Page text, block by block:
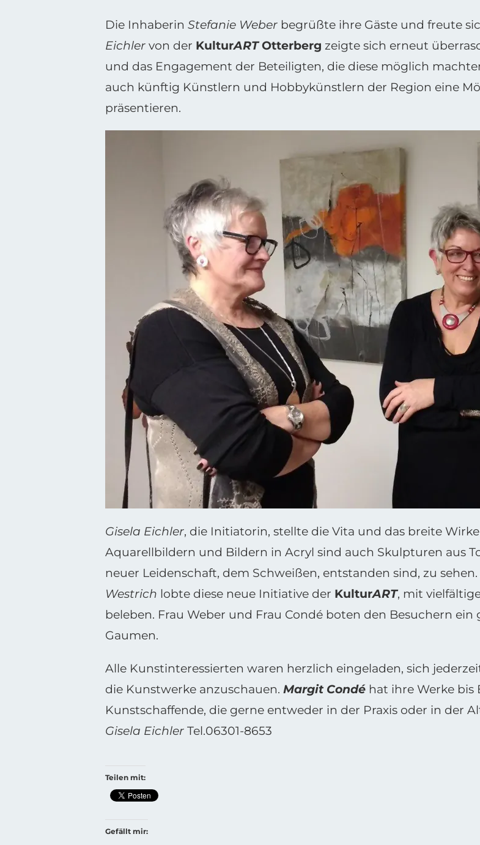
Die Inhaberin Stefanie Weberbegrüßte ihre Gäste und freute
Eichlervon der KulturARTOtterberg zeigte sich erneut
und das Engagement der Beteiligten, die diese möglich
auch künftig Künstlern und Hobbykünstlern der Region eine
präsentieren.
Gisela Eichler, die Initiatorin, stellte die Vita und das breite
Aquarellbildern und Bildern in Acryl sind auch Skulpturen aus
neuer Leidenschaft, dem Schweißen, entstanden sind, zu
Westrich lobte diese neue Initiative der KulturART, mit
beleben. Frau Weber und Frau Condé boten den Besuchern
Gaumen.
Alle Kunstinteressierten waren herzlich eingeladen, sich
die Kunstwerke anzuschauen. Margit Condéhat ihre Werke bis
Kunstschaffende, die gerne entweder in der Praxis oder in der
Gisela EichlerTel.06301-8653
Teilen mit:
Gefällt mir: